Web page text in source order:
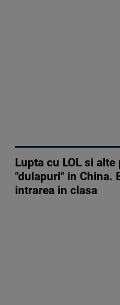
Lupta cu LOL si
"dulapuri" in China.
intrarea in clasa